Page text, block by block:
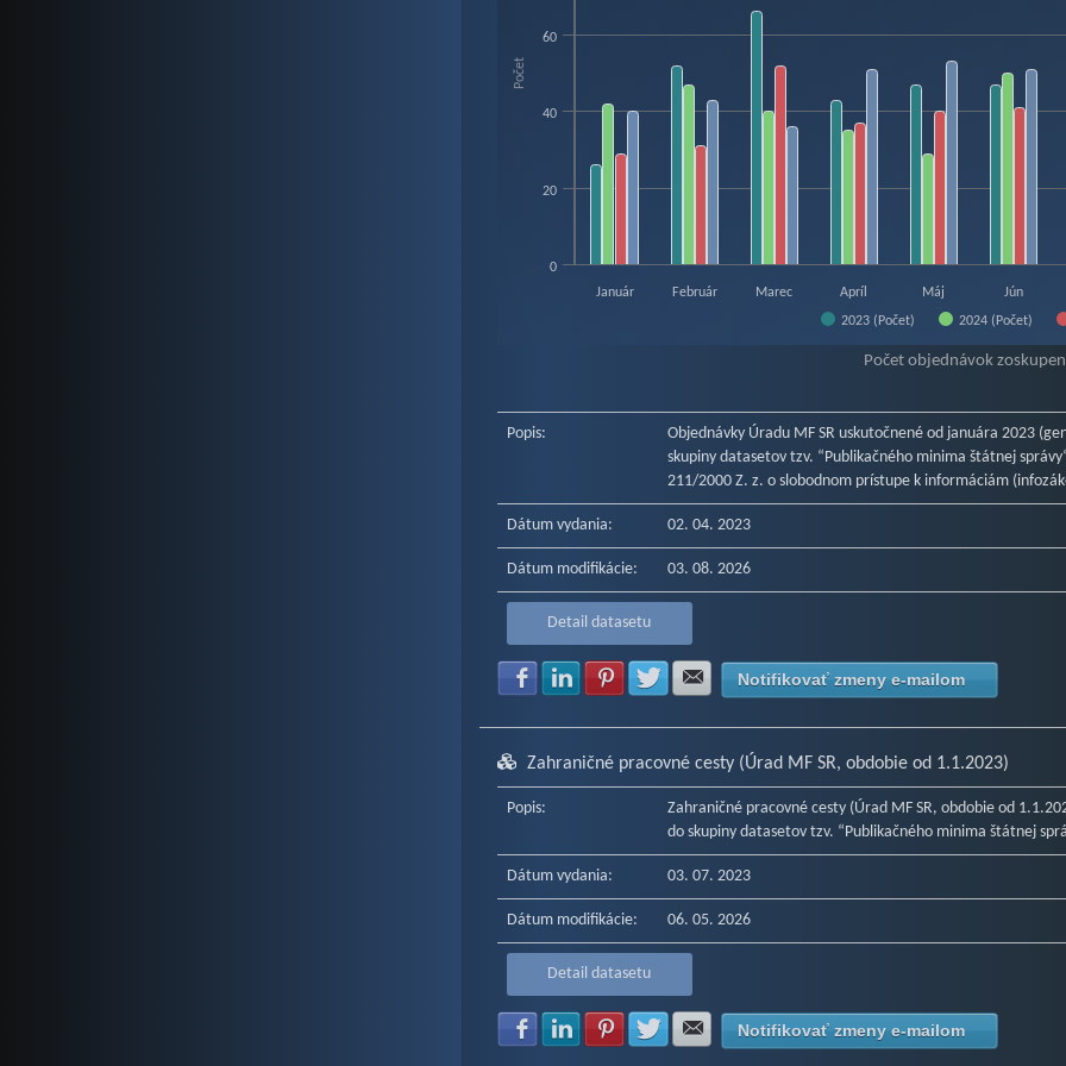
The chart has 1 X axis displaying categories.
Počet
2023 (Počet) 2024 (Počet)
Január Február Marec Apríl Máj Jún
0
20
40
60
Počet objednávok
Popis:
Objednávky Úradu MF SR uskutočnené od januára 2023
skupiny datasetov tzv. “Publikačného minima štátnej
211/2000 Z. z. o slobodnom prístupe k informáciám
Dátum vydania: 02. 04. 2023
Dátum modifikácie: 03. 08. 2026
Detail datasetu
Zdielať na Facebook
Zdielať na LinkedIn
Zdielať na Pinterest
Zdielať na Twitter
Zdielať na E-mail
Notifikovať zmeny e-mailom
Zahraničné pracovné cesty (Úrad MF SR, obdobie od 1.1.2023)
Popis:
Zahraničné pracovné cesty (Úrad MF SR, obdobie od
do skupiny datasetov tzv. “Publikačného minima štátnej
Dátum vydania: 03. 07. 2023
Dátum modifikácie: 06. 05. 2026
Detail datasetu
Zdielať na Facebook
Zdielať na LinkedIn
Zdielať na Pinterest
Zdielať na Twitter
Zdielať na E-mail
Notifikovať zmeny e-mailom